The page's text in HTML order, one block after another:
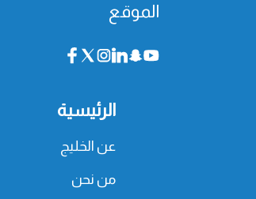
الموقع
الرئيسية
عن الخليج
من نحن